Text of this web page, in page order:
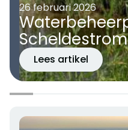
26 februari 2026
Lees artikel